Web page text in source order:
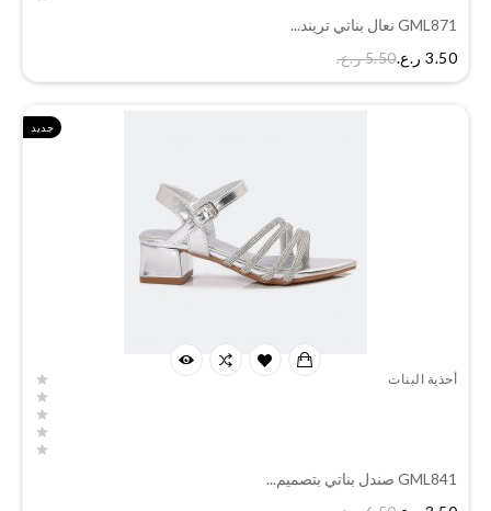
GML871 نعال بناتي تريند...
3.50 ر.ع.‏
5.50 ر.ع.‏
جديد
أحذية البنات
GML841 صندل بناتي بتصميم...